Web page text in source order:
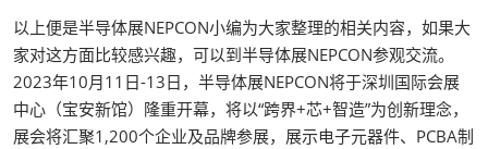
以上便是半导体展NEPCON小编为大家整理的相关内容，如果大
家对这方面比较感兴趣，可以到半导体展NEPCON参观交流。
2023年10月11日-13日，半导体展NEPCON将于深圳国际会展
中心（宝安新馆）隆重开幕，将以“跨界+芯+智造”为创新理念，
展会将汇聚1,200个企业及品牌参展，展示电子元器件、PCBA制